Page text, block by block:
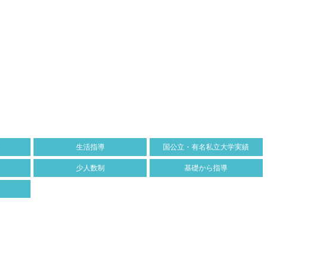
生活指導 国公立・有名私立大学実績
少人数制 基礎から指導